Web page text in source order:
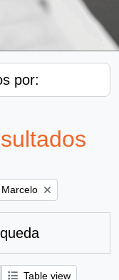
por:
Table view